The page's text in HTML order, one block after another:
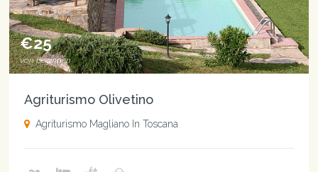
€25
von beginnen
Agriturismo Olivetino
Agriturismo Magliano In Toscana